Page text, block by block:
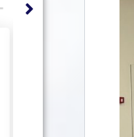
СЕ АСФАЛТИРА УЛИЦАТА